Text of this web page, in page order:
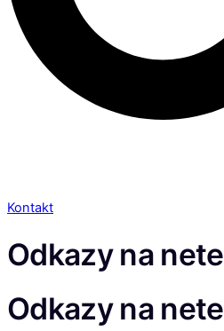
Kontakt
Odkazy na nete
Odkazy na nete